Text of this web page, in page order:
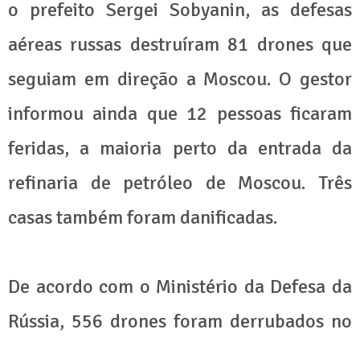
o prefeito Sergei Sobyanin, as defesas
aéreas russas destruíram 81 drones que
seguiam em direção a Moscou. O gestor
informou ainda que 12 pessoas ficaram
feridas, a maioria perto da entrada da
refinaria de petróleo de Moscou. Três
casas também foram danificadas.
De acordo com o Ministério da Defesa da
Rússia, 556 drones foram derrubados no